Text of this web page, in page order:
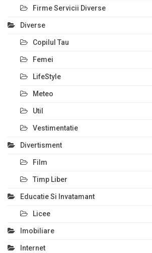
Firme Servicii Diverse
Diverse
Copilul Tau
Femei
LifeStyle
Meteo
Util
Vestimentatie
Divertisment
Film
Timp Liber
Educatie Si Invatamant
Licee
Imobiliare
Internet